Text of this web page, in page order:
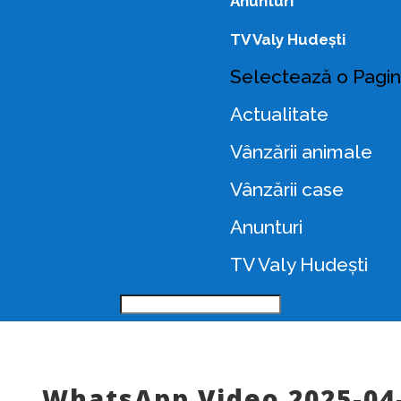
TV Valy Hudești
Selectează o
Actualitate
Vânzării animale
Vânzării case
Anunturi
TV Valy Hudești